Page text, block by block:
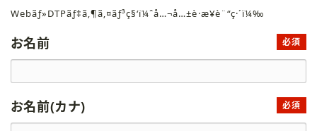
Webãƒ»DTPãƒ‡ã‚¶ã‚¤ãƒ³ç§‘ï¼ˆå…¬å…±è·æ¥­è¨“ç·´ï¼‰
お名前 必須
お名前(カナ) 必須